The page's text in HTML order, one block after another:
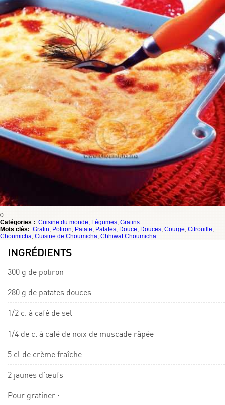
0
Catégories : Cuisine du monde, Légumes, Gratins
Mots clés: Gratin, Potiron, Patate, Patates, Douce, Douces, Courge, Citrouille,
Choumicha, Cuisine de Choumicha, Chhiwat Choumicha
INGRÉDIENTS
300 g de potiron
280 g de patates douces
1/2 c. à café de sel
1/4 de c. à café de noix de muscade râpée
5 cl de crème fraîche
2 jaunes d’œufs
Pour gratiner :